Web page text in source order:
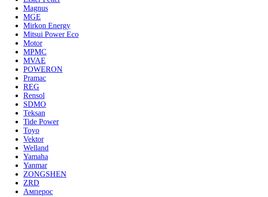
Magnus
MGE
Mirkon Energy
Mitsui Power Eco
Motor
MPMC
MVAE
POWERON
Pramac
REG
Rensol
SDMO
Teksan
Tide Power
Toyo
Vektor
Welland
Yamaha
Yanmar
ZONGSHEN
ZRD
Амперос